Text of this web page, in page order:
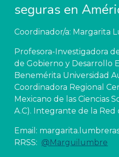
seguras en
Coordinador/a: Margarita
Profesora-Investigadora
de Gobierno y Desarrollo
Benemérita Universidad
Coordinadora Regional
Mexicano de las Ciencias
A.C). Integrante de la Red
Email:
RRSS: @Marguilumbre